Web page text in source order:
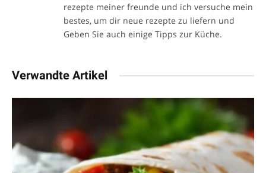
rezepte meiner freunde und ich versuche mein
bestes, um dir neue rezepte zu liefern und
Geben Sie auch einige Tipps zur Küche.
Verwandte Artikel